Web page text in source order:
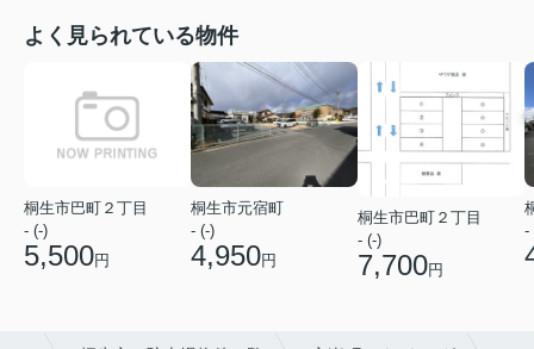
よく見られている物件
桐生市巴町２丁目
- (-)
5,500円
桐生市元宿町
- (-)
4,950円
桐生市巴町２丁目
- (-)
7,700円
-